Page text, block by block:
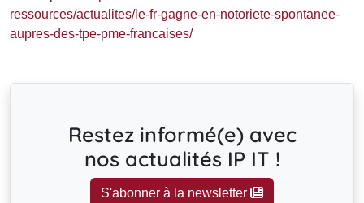
ressources/actualites/le-fr-gagne-en-notoriete-spontanee-
aupres-des-tpe-pme-francaises/
Restez informé(e) avec
nos actualités IP IT !
S'abonner à la newsletter